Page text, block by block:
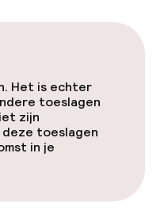
Het is echter
toeslagen
zijn
toeslagen
in je